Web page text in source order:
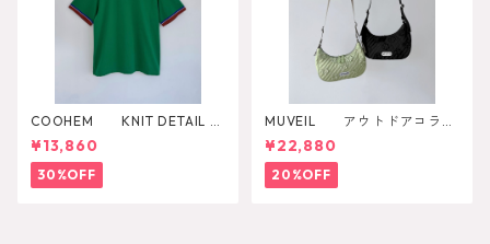
COOHEM KNIT DETAIL RI
NGER T-SHIRT
¥13,860
30%OFF
MUVEIL アウトドアコラボ
ショルダーバッグ
¥22,880
20%OFF